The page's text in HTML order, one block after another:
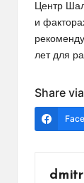
Центр
и
лет для
Share